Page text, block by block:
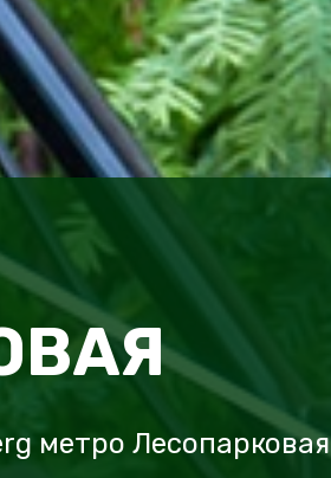
метро Лесопарковая